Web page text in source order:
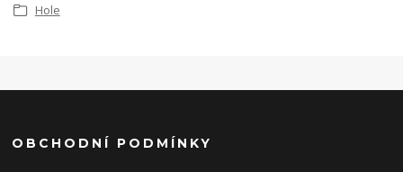
Hole
OBCHODNÍ PODMÍNKY